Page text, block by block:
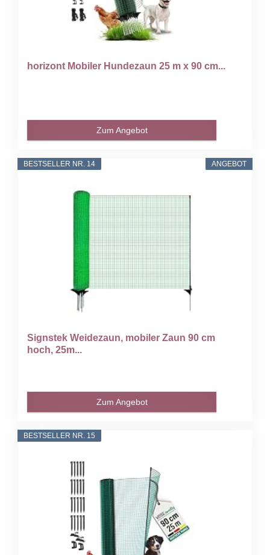
horizont Mobiler Hundezaun 25 m x 90 cm...
Zum Angebot
ANGEBOT
BESTSELLER NR. 14
Signstek Weidezaun, mobiler Zaun 90 cm
hoch, 25m...
Zum Angebot
BESTSELLER NR. 15